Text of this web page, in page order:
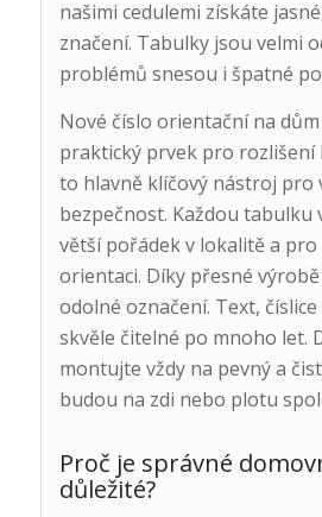
našimi cedulemi získáte
značení. Tabulky jsou velmi
problémů snesou i špatné
Nové číslo orientační na
praktický prvek pro rozlišení
to hlavně klíčový nástroj pro
bezpečnost. Každou tabulku
větší pořádek v lokalitě a
orientaci. Díky přesné
odolné označení. Text,
skvěle čitelné po mnoho let.
montujte vždy na pevný a
budou na zdi nebo plotu
Proč je správné
důležité?